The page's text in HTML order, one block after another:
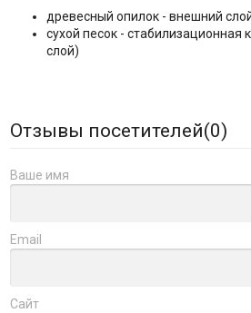
древесный опилок - внешний
сухой песок - стабилизационная
слой)
Отзывы посетителей(0)
Ваше имя
Email
Сайт